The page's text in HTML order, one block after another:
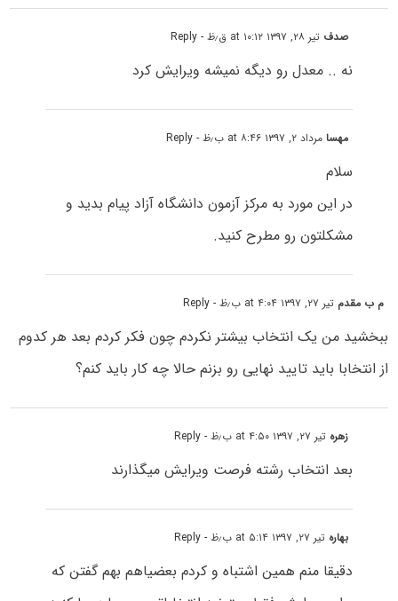
صدف تیر ۲۸, ۱۳۹۷ at ۱۰:۱۲ ق٫ظ - Reply
نه .. معدل رو دیگه نمیشه ویرایش کرد
مهسامرداد ۲, ۱۳۹۷ at ۸:۴۶ ب٫ظ - Reply
سلام
در این مورد به مرکز آزمون دانشگاه آزاد پیام بدید و
مشکلتون رو مطرح کنید.
م ب مقدم تیر ۲۷, ۱۳۹۷ at ۴:۰۴ ب٫ظ - Reply
ببخشید من یک انتخاب بیشتر نکردم چون فکر کردم بعد هر کدوم
از انتخابا باید تایید نهایی رو بزنم حالا چه کار باید کنم؟
زهره تیر ۲۷, ۱۳۹۷ at ۴:۵۰ ب٫ظ - Reply
بعد انتخاب رشته فرصت ویرایش میگذارند
بهاره تیر ۲۷, ۱۳۹۷ at ۵:۱۴ ب٫ظ - Reply
دقیقا منم همین اشتباه و کردم بعضیاهم بهم گفتن که